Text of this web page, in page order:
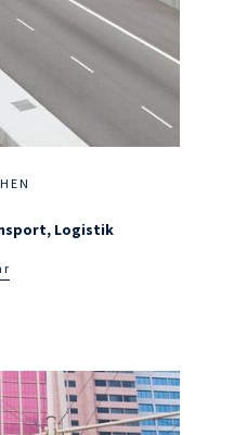
Logistik